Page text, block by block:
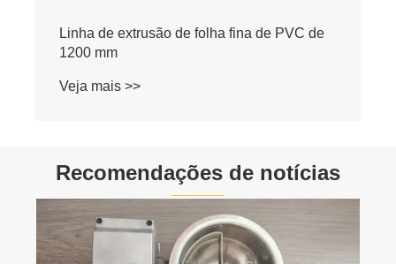
Recomendações de notícias
Yongte enviou máquina WPC para a